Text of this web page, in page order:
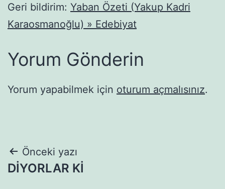
Geri bildirim: Yaban Özeti (Yakup Kadri
Karaosmanoğlu) » Edebiyat
Yorum Gönderin
Yorum yapabilmek için oturum açmalısınız.
Yazı
gezinmesi
Önceki yazı
DİYORLAR Kİ